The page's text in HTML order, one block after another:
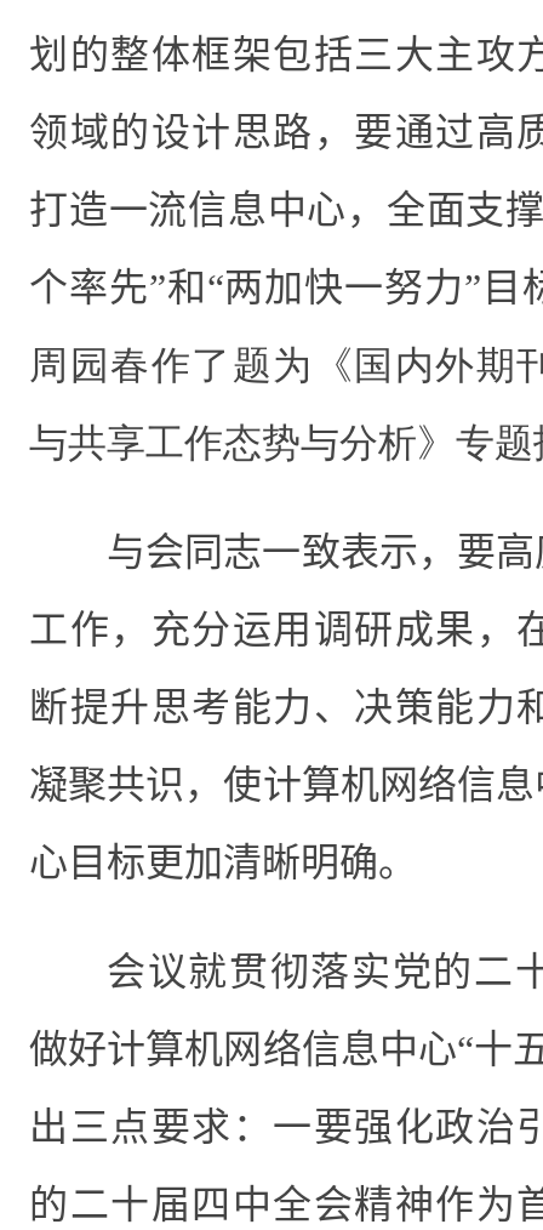
划的整体框架包括三大主攻
领域的设计思路，要通过高
打造一流信息中心，全面支
个率先”和“两加快一努力”目
周园春作了题为《国内外期
与共享工作态势与分析》专
与会同志一致表示，要
工作，充分运用调研成果，
断提升思考能力、决策能力
凝聚共识，使计算机网络信
心目标更加清晰明确。
会议就贯彻落实党的二
做好计算机网络信息中心“十
出三点要求：一要强化政治
的二十届四中全会精神作为